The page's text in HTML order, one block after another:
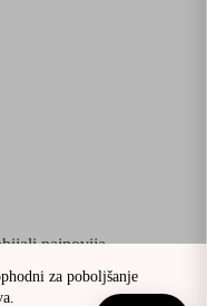
za poboljšanje
najnovija